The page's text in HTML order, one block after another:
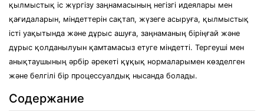
қылмыстық іс жүргізу заңнамасының негізгі идеялары мен
қағидаларын, міндеттерін сақтап, жүзеге асыруға, қылмыстық
істі уақытында және дұрыс ашуға, заңнаманың біріңғай және
дұрыс қолданылуын қамтамасыз етуге міндетті. Тергеуші мен
анықтаушының әрбір әрекеті құқық нормаларымен көзделген
және белгілі бір процессуалдық нысанда болады.
Содержание